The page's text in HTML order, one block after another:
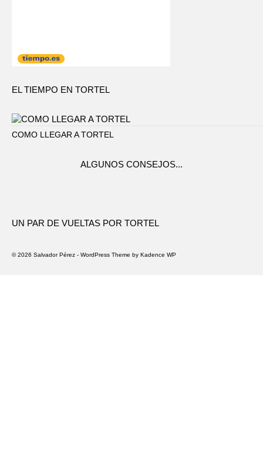
EL TIEMPO EN TORTEL
COMO LLEGAR A TORTEL
ALGUNOS CONSEJOS...
UN PAR DE VUELTAS POR TORTEL
© 2026 Salvador Pérez - WordPress Theme by Kadence WP